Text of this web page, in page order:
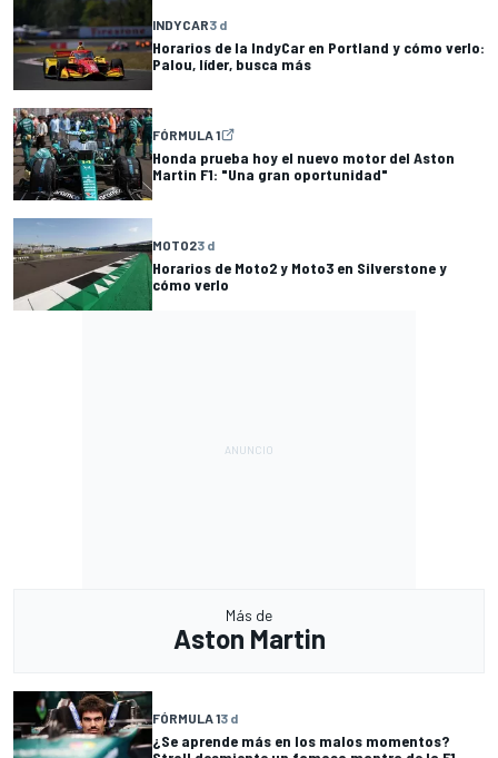
INDYCAR3 d
Horarios de la IndyCar en Portland y cómo verlo:
Palou, líder, busca más
FÓRMULA 1
Honda prueba hoy el nuevo motor del Aston
Martin F1: "Una gran oportunidad"
MOTO23 d
Horarios de Moto2 y Moto3 en Silverstone y
cómo verlo
Más de
Aston Martin
FÓRMULA 13 d
¿Se aprende más en los malos momentos?